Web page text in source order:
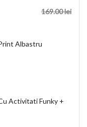
169.00lei
Albastru
Activitati Funky +